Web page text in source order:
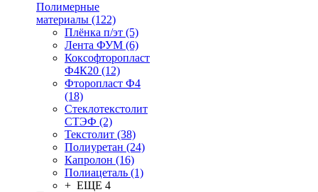
Полимерные
материалы (122)
Плёнка п/эт (5)
Лента ФУМ (6)
Коксофторопласт
Ф4К20 (12)
Фторопласт Ф4
(18)
Стеклотекстолит
СТЭФ (2)
Текстолит (38)
Полиуретан (24)
Капролон (16)
Полиацеталь (1)
+ ЕЩЕ 4